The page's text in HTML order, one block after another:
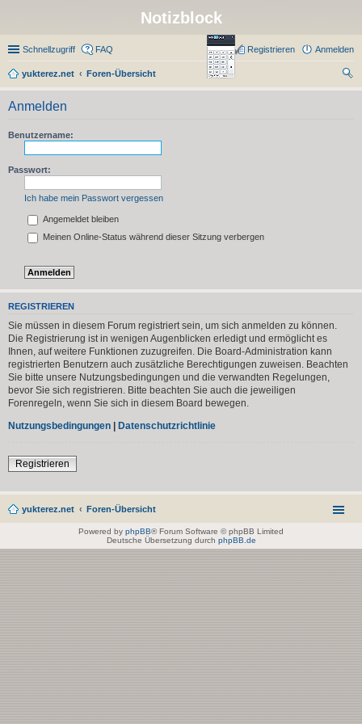
Notizblock
Schnellzugriff FAQ Anmelden
Registrieren
yukterez.net
Foren-Übersicht
uc
Anmelden
Benutzername:
Passwort:
Ich habe mein Passwort vergessen
Angemeldet bleiben
Meinen Online-Status während dieser Sitzung verbergen
REGISTRIEREN
Sie müssen in diesem Forum registriert sein, um sich anmelden zu können.
Die Registrierung ist in wenigen Augenblicken erledigt und ermöglicht es
Ihnen, auf weitere Funktionen zuzugreifen. Die Board-Administration kann
registrierten Benutzern auch zusätzliche Berechtigungen zuweisen. Beachten
Sie bitte unsere Nutzungsbedingungen und die verwandten Regelungen,
bevor Sie sich registrieren. Bitte beachten Sie auch die jeweiligen
Forenregeln, wenn Sie sich in diesem Board bewegen.
Nutzungsbedingungen | Datenschutzrichtlinie
Registrieren
yukterez.net Foren-Übersicht
Powered by phpBB® Forum Software © phpBB Limited
Deutsche Übersetzung durch phpBB.de